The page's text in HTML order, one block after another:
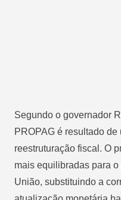
Segundo o governador
PROPAG é resultado
reestruturação fiscal. O
mais equilibradas para
União, substituindo a